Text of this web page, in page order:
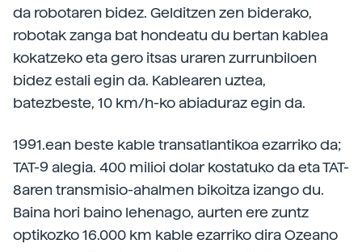
da robotaren bidez. Gelditzen zen biderako,
robotak zanga bat hondeatu du bertan kablea
kokatzeko eta gero itsas uraren zurrunbiloen
bidez estali egin da. Kablearen uztea,
batezbeste, 10 km/h-ko abiaduraz egin da.
1991.ean beste kable transatlantikoa ezarriko da;
TAT-9 alegia. 400 milioi dolar kostatuko da eta TAT-
8aren transmisio-ahalmen bikoitza izango du.
Baina hori baino lehenago, aurten ere zuntz
optikozko 16.000 km kable ezarriko dira Ozeano